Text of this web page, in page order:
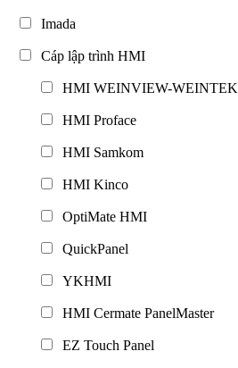
Imada
Cáp lập trình HMI
HMI WEINVIEW-WEINTEK
HMI Proface
HMI Samkom
HMI Kinco
OptiMate HMI
QuickPanel
YKHMI
HMI Cermate PanelMaster
EZ Touch Panel